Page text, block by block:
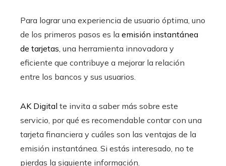
Para lograr una experiencia de usuario óptima, uno
de los primeros pasos es la emisión instantánea
de tarjetas, una herramienta innovadora y
eficiente que contribuye a mejorar la relación
entre los bancos y sus usuarios.
AK Digital te invita a saber más sobre este
servicio, por qué es recomendable contar con una
tarjeta financiera y cuáles son las ventajas de la
emisión instantánea. Si estás interesado, no te
pierdas la siguiente información.